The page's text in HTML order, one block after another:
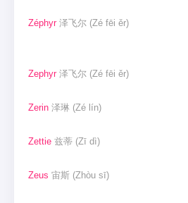
Zéphyr 泽飞尔 (Zé fēi ěr)
Zephyr 泽飞尔 (Zé fēi ěr)
Zerin 泽琳 (Zé lín)
Zettie 兹蒂 (Zī dì)
Zeus 宙斯 (Zhòu sī)